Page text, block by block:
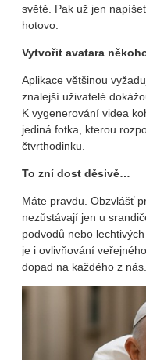
světě. Pak už jen
hotovo.
Vytvořit avatara
Aplikace většinou
znalejší uživatelé
K vygenerování videa
jediná fotka, kterou
čtvrthodinku.
To zní dost děsivě…
Máte pravdu. Obzvlášť
nezůstávají jen u
podvodů nebo
je i ovlivňování
dopad na každého z nás.